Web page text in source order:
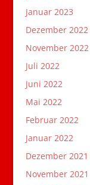
Januar 2023
Dezember 2022
November 2022
Juli 2022
Juni 2022
Mai 2022
Februar 2022
Januar 2022
Dezember 2021
November 2021